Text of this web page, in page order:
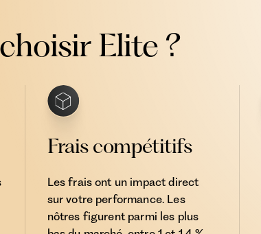
Elite ?
Frais compétitifs
Les frais ont un impact direct
sur votre performance. Les
nôtres figurent parmi les plus